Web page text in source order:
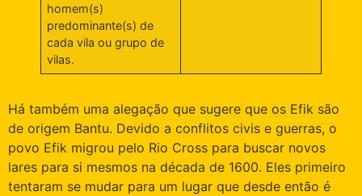
homem(s)
predominante(s) de
cada vila ou grupo de
vilas.
Há também uma alegação que sugere que os Efik são
de origem Bantu. Devido a conflitos civis e guerras, o
povo Efik migrou pelo Rio Cross para buscar novos
lares para si mesmos na década de 1600. Eles primeiro
tentaram se mudar para um lugar que desde então é